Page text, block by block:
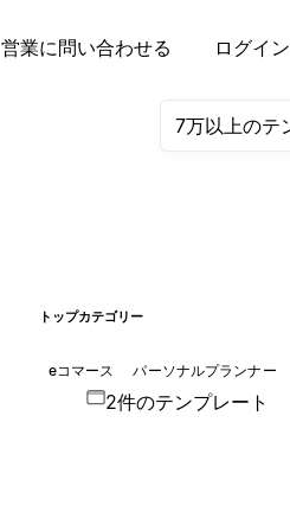
営業に問い合わせる ログイン
トップカテゴリー
eコマース パーソナルプランナー
2件のテンプレート